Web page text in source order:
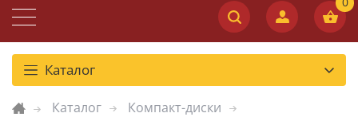
Каталог
Каталог
Компакт-диски